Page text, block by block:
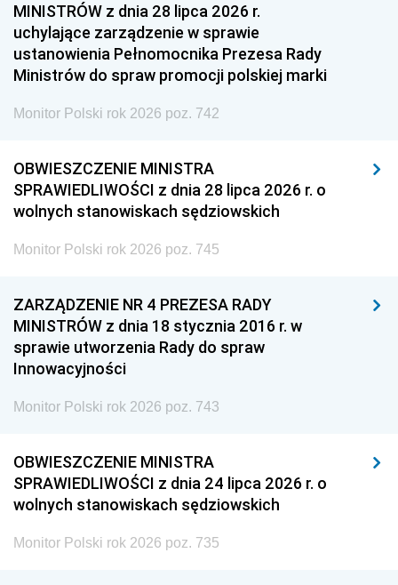
MINISTRÓW z dnia 28 lipca 2026 r.
uchylające zarządzenie w sprawie
ustanowienia Pełnomocnika Prezesa Rady
Ministrów do spraw promocji polskiej marki
Monitor Polski rok 2026 poz. 742
OBWIESZCZENIE MINISTRA
SPRAWIEDLIWOŚCI z dnia 28 lipca 2026 r. o
wolnych stanowiskach sędziowskich
Monitor Polski rok 2026 poz. 745
ZARZĄDZENIE NR 4 PREZESA RADY
MINISTRÓW z dnia 18 stycznia 2016 r. w
sprawie utworzenia Rady do spraw
Innowacyjności
Monitor Polski rok 2026 poz. 743
OBWIESZCZENIE MINISTRA
SPRAWIEDLIWOŚCI z dnia 24 lipca 2026 r. o
wolnych stanowiskach sędziowskich
Monitor Polski rok 2026 poz. 735